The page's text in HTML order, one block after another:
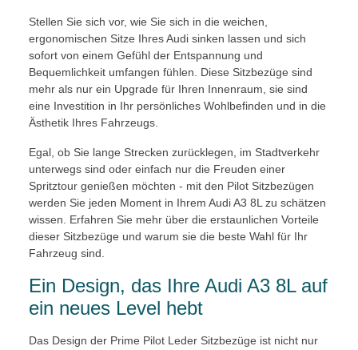
Stellen Sie sich vor, wie Sie sich in die weichen,
ergonomischen Sitze Ihres Audi sinken lassen und sich
sofort von einem Gefühl der Entspannung und
Bequemlichkeit umfangen fühlen. Diese Sitzbezüge sind
mehr als nur ein Upgrade für Ihren Innenraum, sie sind
eine Investition in Ihr persönliches Wohlbefinden und in die
Ästhetik Ihres Fahrzeugs.
Egal, ob Sie lange Strecken zurücklegen, im Stadtverkehr
unterwegs sind oder einfach nur die Freuden einer
Spritztour genießen möchten - mit den Pilot Sitzbezügen
werden Sie jeden Moment in Ihrem Audi A3 8L zu schätzen
wissen. Erfahren Sie mehr über die erstaunlichen Vorteile
dieser Sitzbezüge und warum sie die beste Wahl für Ihr
Fahrzeug sind.
Ein Design, das Ihre Audi A3 8L auf
ein neues Level hebt
Das Design der Prime Pilot Leder Sitzbezüge ist nicht nur